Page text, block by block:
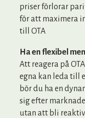
priser förlorar
för att maximera
till OTA
Ha en flexibel
Att reagera på
egna kan leda till
bör du ha en
sig efter
utan att bli